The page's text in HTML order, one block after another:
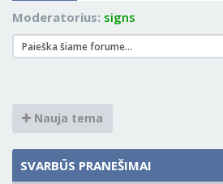
Moderatorius: signs
Nauja tema
SVARBŪS PRANEŠIMAI